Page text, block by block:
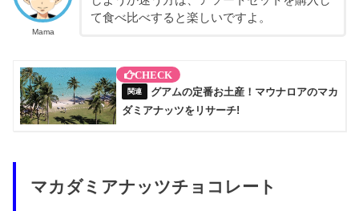
Mama
て食べ比べすると楽しいですよ。
グアムの定番お土産！マウナロアのマカ
ダミアナッツをリサーチ!
マカダミアナッツチョコレート